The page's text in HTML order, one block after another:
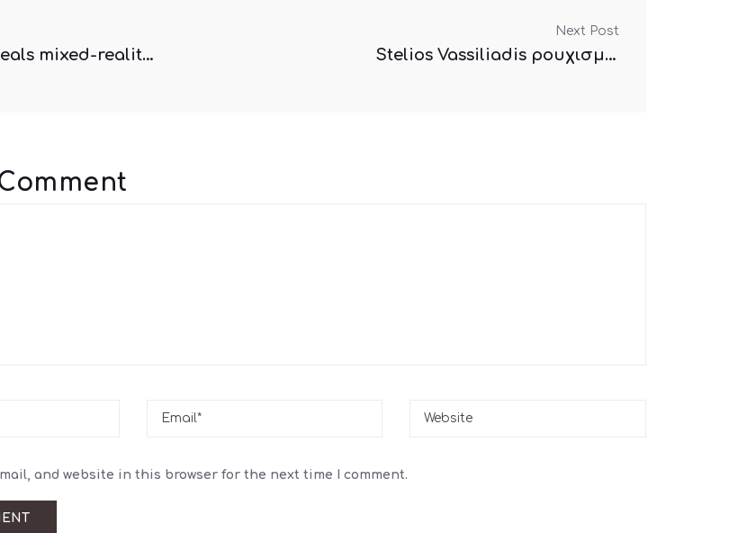
Google reveals mixed-reality school tech
Next Post
Stelios Vassiliadis ρουχισμός κομμωτηρίου
and website in this browser for the next time I comment.